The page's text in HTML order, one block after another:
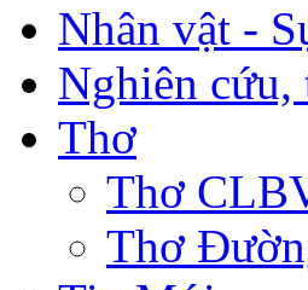
Nhân vật -
Nghiên cứu,
Thơ
Thơ
Thơ